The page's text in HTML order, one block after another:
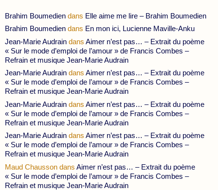
Brahim Boumedien dans Elle aime me lire – Brahim Boumedien
Brahim Boumedien dans En mon ici, Lucienne Maville-Anku
Jean-Marie Audrain dans Aimer n’est pas… – Extrait du poème
« Sur le mode d’emploi de l’amour » de Francis Combes –
Refrain et musique Jean-Marie Audrain
Jean-Marie Audrain dans Aimer n’est pas… – Extrait du poème
« Sur le mode d’emploi de l’amour » de Francis Combes –
Refrain et musique Jean-Marie Audrain
Jean-Marie Audrain dans Aimer n’est pas… – Extrait du poème
« Sur le mode d’emploi de l’amour » de Francis Combes –
Refrain et musique Jean-Marie Audrain
Jean-Marie Audrain dans Aimer n’est pas… – Extrait du poème
« Sur le mode d’emploi de l’amour » de Francis Combes –
Refrain et musique Jean-Marie Audrain
Maud Chausson dans Aimer n’est pas… – Extrait du poème
« Sur le mode d’emploi de l’amour » de Francis Combes –
Refrain et musique Jean-Marie Audrain